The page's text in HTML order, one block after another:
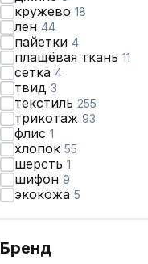
кружево 18
лен 44
пайетки 4
плащёвая ткань 11
сетка 4
твид 3
текстиль 255
трикотаж 93
флис 1
хлопок 55
шерсть 1
шифон 9
экокожа 5
Бренд